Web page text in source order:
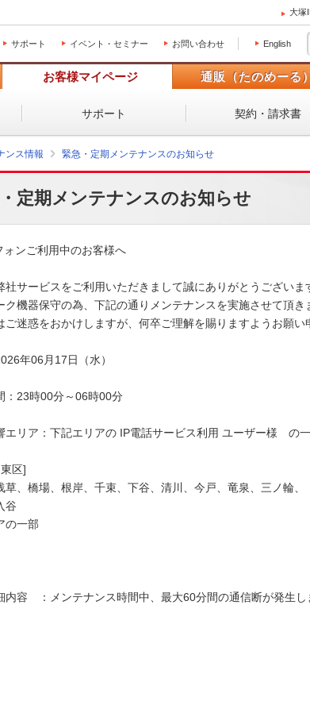
大塚
サポート イベント・セミナー お問い合わせ English
お客様マイページ 通販（たのめーる）
サポート 契約・請求書
ンス情報 緊急・定期メンテナンスのお知らせ
定期メンテナンスのお知らせ
ォンご利用中のお客様へ
社サービスをご利用いただきまして誠にありがとうございま
ク機器保守の為、下記の通りメンテナンスを実施させて頂き
ご迷惑をおかけしますが、何卒ご理解を賜りますようお願い
年06月17日（水）
：23時00分～06時00分
ア：下記エリアの IP電話サービス利用 ユーザー様　の
区]
草、橋場、根岸、千束、下谷、清川、今戸、竜泉、三ノ輪、
谷
の一部
　：メンテナンス時間中、最大60分間の通信断が発生し